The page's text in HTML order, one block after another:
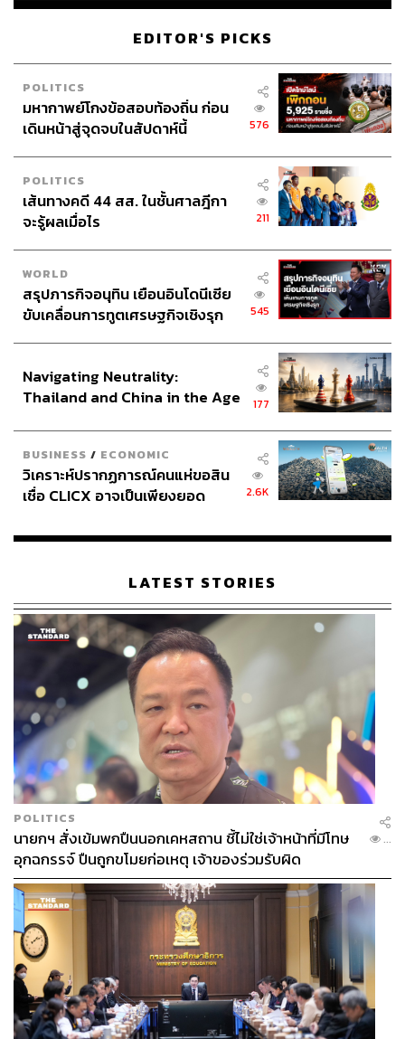
EDITOR'S PICKS
POLITICS
มหากาพย์โกงข้อสอบท้องถิ่น ก่อน
เดินหน้าสู่จุดจบในสัปดาห์นี้
576
POLITICS
เส้นทางคดี 44 สส. ในชั้นศาลฎีกา
จะรู้ผลเมื่อไร
211
WORLD
สรุปภารกิจอนุทิน เยือนอินโดนีเซีย
ขับเคลื่อนการทูตเศรษฐกิจเชิงรุก
545
Navigating Neutrality:
Thailand and China in the Age
177
BUSINESS / ECONOMIC
วิเคราะห์ปรากฏการณ์คนแห่ขอสิน
เชื่อ CLICX อาจเป็นเพียงยอด
เรือนไทยที่ถูกซุกไว้
2.6K
LATEST STORIES
POLITICS
นายกฯ สั่งเข้มพกปืนนอกเคหสถาน ชี้ไม่ใช่เจ้าหน้าที่มีโทษ
อุกฉกรรจ์ ปืนถูกขโมยก่อเหตุ เจ้าของร่วมรับผิด
...